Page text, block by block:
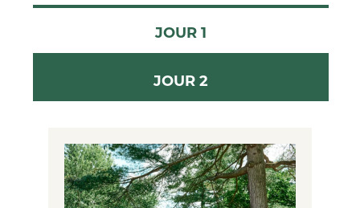
JOUR 1
JOUR 2